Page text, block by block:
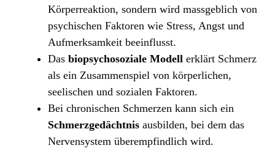
Körperreaktion, sondern wird massgeblich von
psychischen Faktoren wie Stress, Angst und
Aufmerksamkeit beeinflusst.
Das biopsychosoziale Modell erklärt Schmerz
als ein Zusammenspiel von körperlichen,
seelischen und sozialen Faktoren.
Bei chronischen Schmerzen kann sich ein
Schmerzgedächtnis ausbilden, bei dem das
Nervensystem überempfindlich wird.